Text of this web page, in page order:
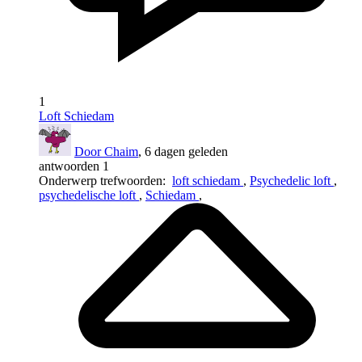
1
Loft Schiedam
Door Chaim, 6 dagen geleden
antwoorden 1
Onderwerp trefwoorden: loft schiedam , Psychedelic loft ,
psychedelische loft , Schiedam ,